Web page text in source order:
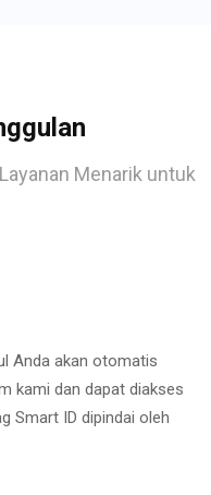
Menarik untuk
Anda akan otomatis
kami dan dapat diakses
Smart ID dipindai oleh